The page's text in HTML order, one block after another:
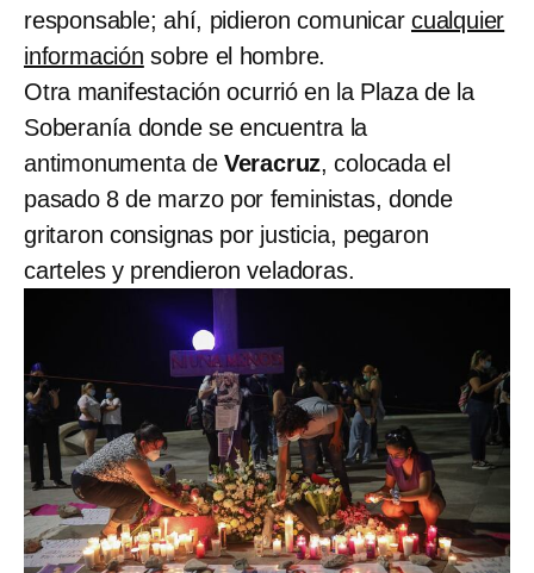
responsable; ahí, pidieron comunicar cualquier
información sobre el hombre.
Otra manifestación ocurrió en la Plaza de la
Soberanía donde se encuentra la
antimonumenta de Veracruz, colocada el
pasado 8 de marzo por feministas, donde
gritaron consignas por justicia, pegaron
carteles y prendieron veladoras.